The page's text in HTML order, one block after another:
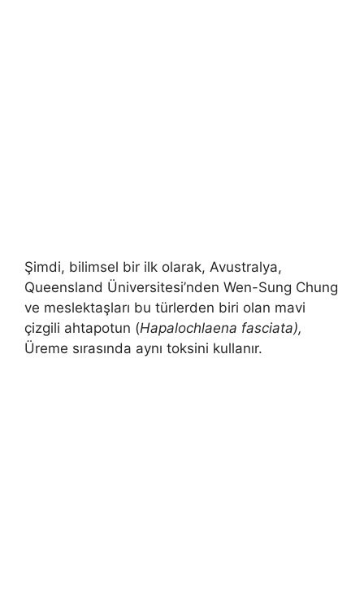
Şimdi, bilimsel bir ilk olarak, Avustralya,
Queensland Üniversitesi’nden Wen-Sung Chung
ve meslektaşları bu türlerden biri olan mavi
çizgili ahtapotun (Hapalochlaena fasciata),
Üreme sırasında aynı toksini kullanır.